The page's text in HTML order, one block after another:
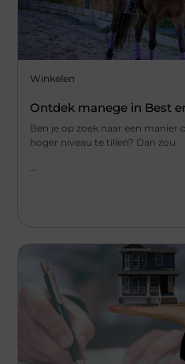
Winkelen
Ontdek manege in Best
Ben je op zoek naar een manier
hoger niveau te tillen? Dan zou
...